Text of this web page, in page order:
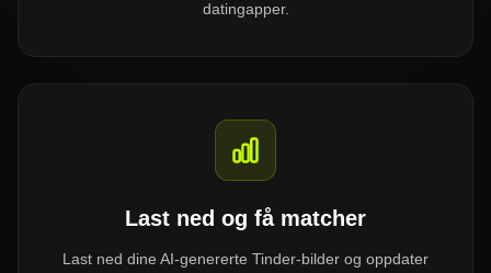
datingapper.
Last ned og få matcher
Last ned dine AI-genererte Tinder-bilder og oppdater